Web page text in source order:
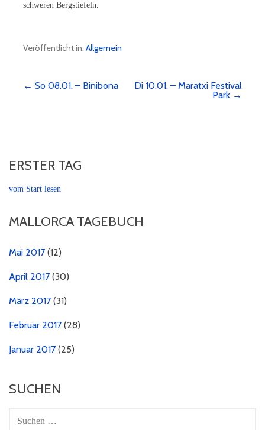
schweren Bergstiefeln.
Veröffentlicht in: Allgemein
Beitragsnavigation
← So 08.01. – Binibona
Di 10.01. – Maratxi Festival
Park →
ERSTER TAG
vom Start lesen
MALLORCA TAGEBUCH
Mai 2017 (12)
April 2017 (30)
März 2017 (31)
Februar 2017 (28)
Januar 2017 (25)
SUCHEN
NACH: